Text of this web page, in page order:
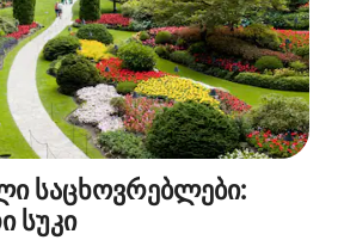
საცხოვრებლები:
სუკი